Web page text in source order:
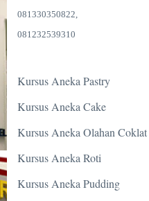
081330350822,
081232539310
Kursus Aneka Pastry
Kursus Aneka Cake
Kursus Aneka Olahan Coklat
Kursus Aneka Roti
Kursus Aneka Pudding